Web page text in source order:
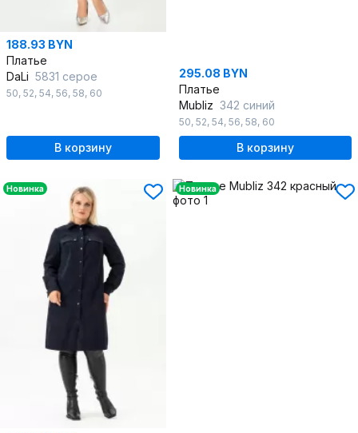
188.93 BYN
Платье
DaLi 5831 серое
50, 52, 54, 56, 58, 60
В корзину
295.08 BYN
Платье
Mubliz 342 синий
50, 52, 54, 56, 58, 60
В корзину
Новинка Новинка